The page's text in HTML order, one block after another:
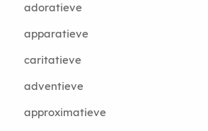
adoratieve
apparatieve
caritatieve
adventieve
approximatieve